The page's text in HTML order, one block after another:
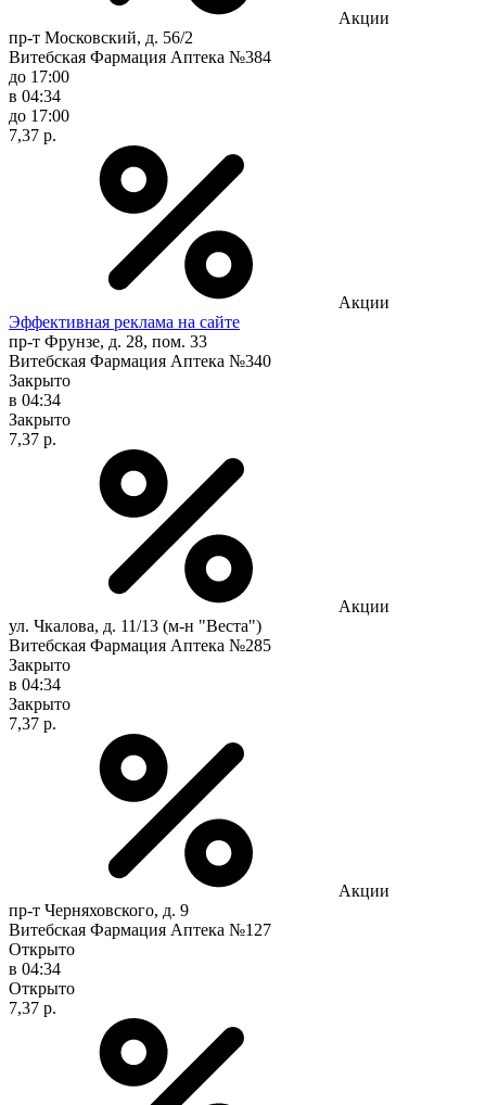
Акции
пр-т Московский, д. 56/2
Витебская Фармация Аптека №384
до 17:00
в 04:34
до 17:00
7,37 р.
Акции
Эффективная реклама на сайте
пр-т Фрунзе, д. 28, пом. 33
Витебская Фармация Аптека №340
Закрыто
в 04:34
Закрыто
7,37 р.
Акции
ул. Чкалова, д. 11/13 (м-н "Веста")
Витебская Фармация Аптека №285
Закрыто
в 04:34
Закрыто
7,37 р.
Акции
пр-т Черняховского, д. 9
Витебская Фармация Аптека №127
Открыто
в 04:34
Открыто
7,37 р.